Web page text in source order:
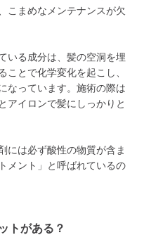
こまめなメンテナンスが欠
いる成分は、髪の空洞を埋
ことで化学変化を起こし、
なっています。施術の際は
アイロンで髪にしっかりと
には必ず酸性の物質が含ま
メント」と呼ばれているの
トがある？